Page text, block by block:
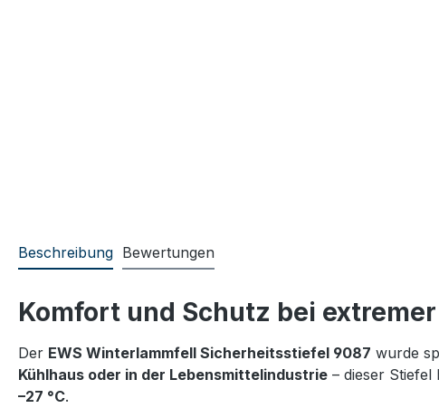
Beschreibung Bewertungen
Komfort und Schutz bei
Der EWS Winterlammfell Sicherheitsstiefel 9087 wurde
Kühlhaus oder in der Lebensmittelindustrie – dieser
–27 °C.